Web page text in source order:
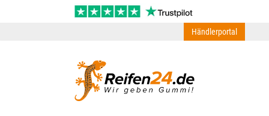
Zum Hauptinhalt springen
Händlerportal